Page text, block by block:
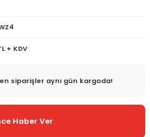
+ KDV
siparişler aynı gün kargoda!
Haber Ver